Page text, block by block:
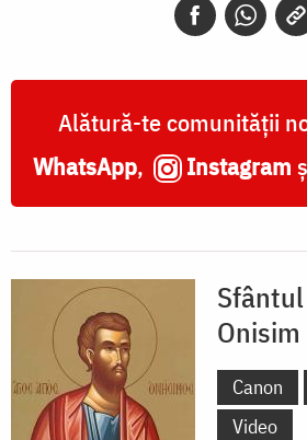
Alătură-te comunității
WhatsApp, Instagram
Onisim
Canon
Video